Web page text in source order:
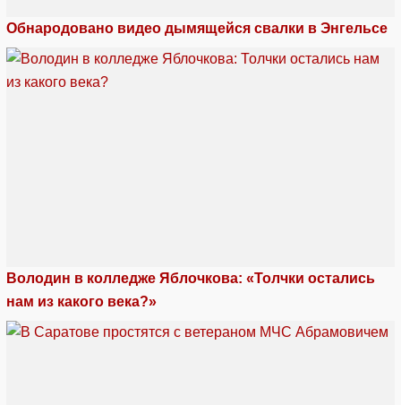
Обнародовано видео дымящейся свалки в Энгельсе
Володин в колледже Яблочкова: «Толчки остались
нам из какого века?»